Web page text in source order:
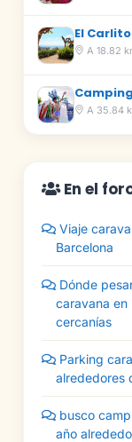
El
A 18.82
A 35.84
En el
Viaje
Barcelona
Dónde
caravana en
cercanías
Parking
alrededores
busco
año